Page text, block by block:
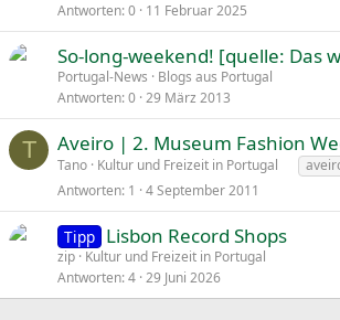
Antworten 0 11 Februar 2025
So-long-weekend! [quelle: Das
Portugal-News
Blogs aus Portugal
Antworten 0 29 März 2013
T Aveiro | 2. Museum Fashion
Tano Kultur und Freizeit in Portugal
Antworten 1 4 September 2011
Tipp Lisbon Record Shops
zip Kultur und Freizeit in Portugal
Antworten 4 29 Juni 2026